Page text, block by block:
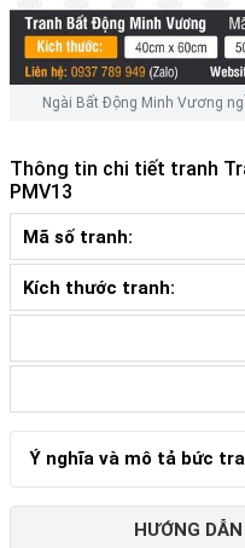
Ngài Bất Động Minh Vương
Thông tin chi tiết tranh
PMV13
Mã số tranh:
Kích thước tranh:
Ý nghĩa và mô tả bức
HƯỚNG